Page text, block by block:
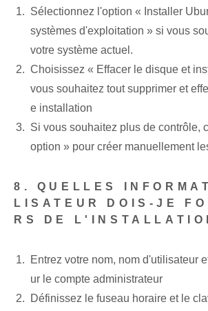
Sélectionnez l'option « Installer
systèmes d'exploitation » si vous
votre système actuel.
Choisissez « Effacer le disque et
vous souhaitez tout supprimer et
e installation⁢
Si vous souhaitez plus de contrôle,
option » pour créer manuellement
8. QUELLES
LISATEUR DOIS-JE
RS DE
Entrez votre nom, nom d'utilisateur
ur le compte administrateur
Définissez le fuseau horaire et le